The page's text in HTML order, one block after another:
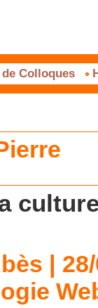
Colloques
|